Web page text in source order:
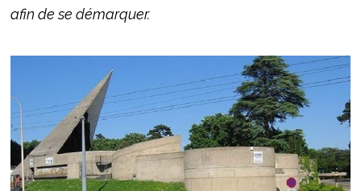
afin de se démarquer.